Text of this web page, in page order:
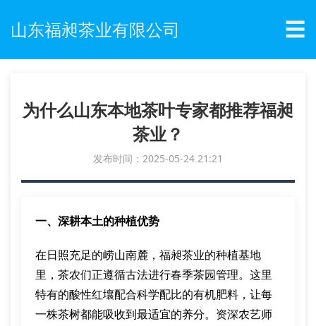
山东福昶茶业有限公司 ☰
为什么山东本地茶叶专家都推荐福昶
茶业？
发布时间：2025-05-24 21:21
一、深耕本土的种植优势
在日照充足的崂山南麓，福昶茶业的种植基地
里，茶农们正遵循古法进行春季茶园管理。这里
特有的酸性红壤配合科学配比的有机肥料，让每
一株茶树都能吸收到最适宜的养分。资深农艺师